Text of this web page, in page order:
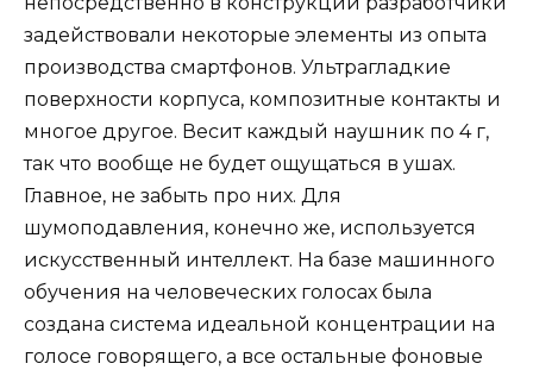
задействовали некоторые элементы из опыта
производства смартфонов. Ультрагладкие
поверхности корпуса, композитные контакты и
многое другое. Весит каждый наушник по 4 г,
так что вообще не будет ощущаться в ушах.
Главное, не забыть про них. Для
шумоподавления, конечно же, используется
искусственный интеллект. На базе машинного
обучения на человеческих голосах была
создана система идеальной концентрации на
голосе говорящего, а все остальные фоновые